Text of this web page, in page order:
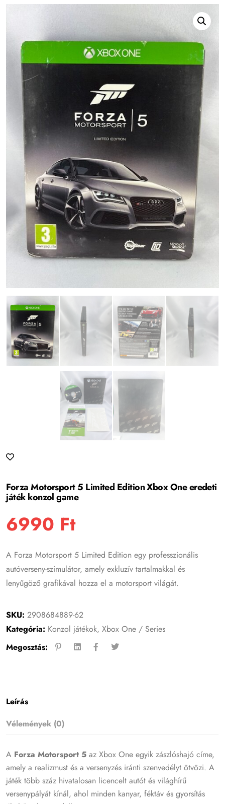
Forza Motorsport 5 Limited Edition Xbox One eredeti
játék konzol game
6990 Ft
A Forza Motorsport 5 Limited Edition egy professzionális
autóverseny-szimulátor, amely exkluzív tartalmakkal és
lenyűgöző grafikával hozza el a motorsport világát.
SKU:2908684889-62
Kategória: Konzol játékok,Xbox One / Series
Megosztás:
Leírás
Vélemények (0)
A Forza Motorsport 5 az Xbox One egyik zászlóshajó címe,
amely a realizmust és a versenyzés iránti szenvedélyt ötvözi. A
játék több száz hivatalosan licencelt autót és világhírű
versenypályát kínál, ahol minden kanyar, féktáv és gyorsítás